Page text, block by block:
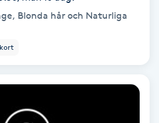
Blonda hår och Naturliga